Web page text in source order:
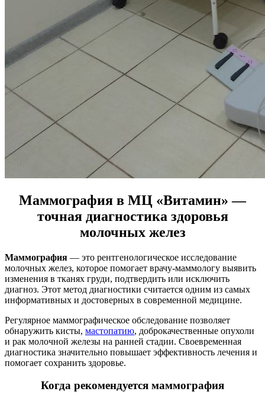
Маммография в МЦ «Витамин» —
точная диагностика здоровья
молочных желез
Маммография — это рентгенологическое исследование
молочных желез, которое помогает врачу-маммологу выявить
изменения в тканях груди, подтвердить или исключить
диагноз. Этот метод диагностики считается одним из самых
информативных и достоверных в современной медицине.
Регулярное маммографическое обследование позволяет
обнаружить кисты, мастопатию, доброкачественные опухоли
и рак молочной железы на ранней стадии. Своевременная
диагностика значительно повышает эффективность лечения и
помогает сохранить здоровье.
Когда рекомендуется маммография